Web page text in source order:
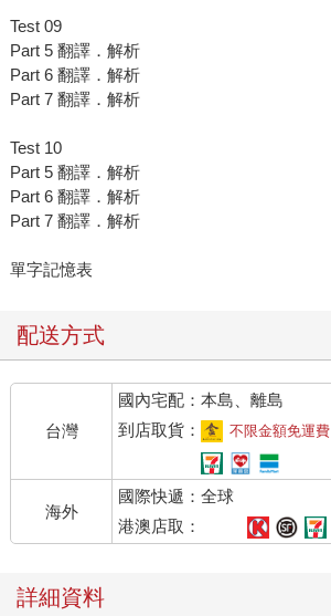
Test 09
Part 5 翻譯．解析
Part 6 翻譯．解析
Part 7 翻譯．解析
Test 10
Part 5 翻譯．解析
Part 6 翻譯．解析
Part 7 翻譯．解析
單字記憶表
配送方式
台灣
國內宅配：本島、離島
到店取貨：
不限金額免運費
海外
國際快遞：全球
港澳店取：
詳細資料